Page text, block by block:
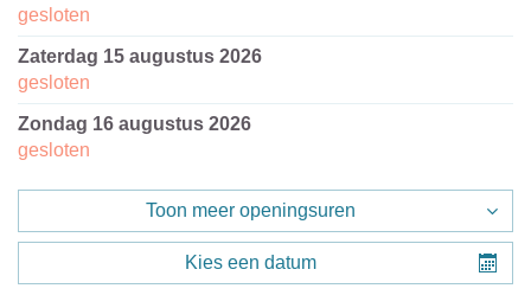
gesloten
zaterdag 15 augustus 2026
gesloten
zondag 16 augustus 2026
gesloten
Toon meer openingsuren
Kies een datum